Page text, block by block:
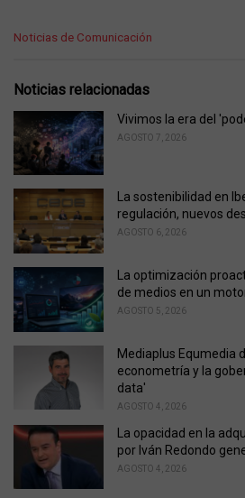
C
e
r
e
Noticias de Comunicación
Noticias relacionadas
Vivimos la era del
AGOSTO 7, 2026
La sostenibilidad en
regulación, nuevos
AGOSTO 6, 2026
La optimización
de medios en un
AGOSTO 5, 2026
Mediaplus Equmedia
econometría y la
data'
AGOSTO 4, 2026
La opacidad en la
por Iván Redondo
AGOSTO 4, 2026